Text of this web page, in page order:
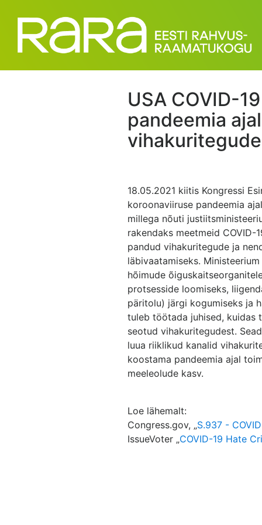
USA COVID-
pandeemia
18.05.2021 kiitis Kongressi
koroonaviiruse pandeemia
millega nõuti
rakendaks meetmeid
pandud vihakuritegude ja
läbivaatamiseks.
hõimude
protsesside loomiseks,
päritolu) järgi kogumiseks ja
tuleb töötada juhised, kuidas
seotud vihakuritegudest.
luua riiklikud kanalid
koostama pandeemia ajal
meeleolude kasv.
Loe lähemalt:
Congress.gov, „S.937 -
IssueVoter „COVID-19 Hate